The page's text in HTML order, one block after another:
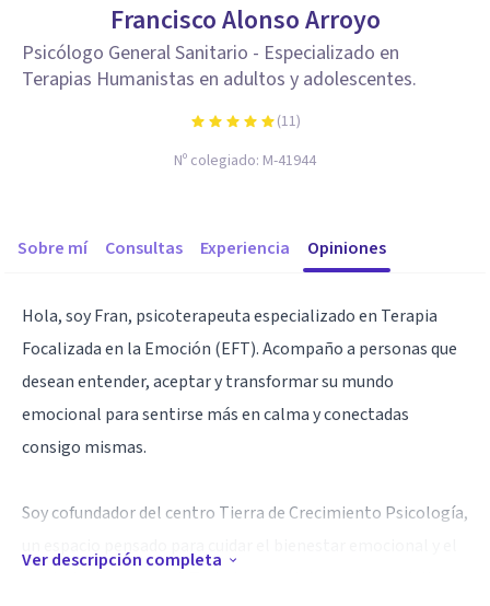
Francisco Alonso Arroyo
Psicólogo General Sanitario - Especializado en
Terapias Humanistas en adultos y adolescentes.
(11)
Nº colegiado: M-41944
Sobre mí Consultas Experiencia Opiniones
Hola, soy Fran, psicoterapeuta especializado en Terapia
Focalizada en la Emoción (EFT). Acompaño a personas que
desean entender, aceptar y transformar su mundo
emocional para sentirse más en calma y conectadas
consigo mismas.
Soy cofundador del centro Tierra de Crecimiento Psicología,
Ver descripción completa